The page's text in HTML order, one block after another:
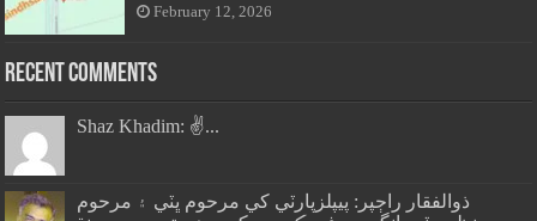
February 12, 2026
Recent Comments
Shaz Khadim: ✌️...
ذوالفقار راڄپر: پيپلزپارٽي کي مرحوم ڀٽي ۽ مرحوم